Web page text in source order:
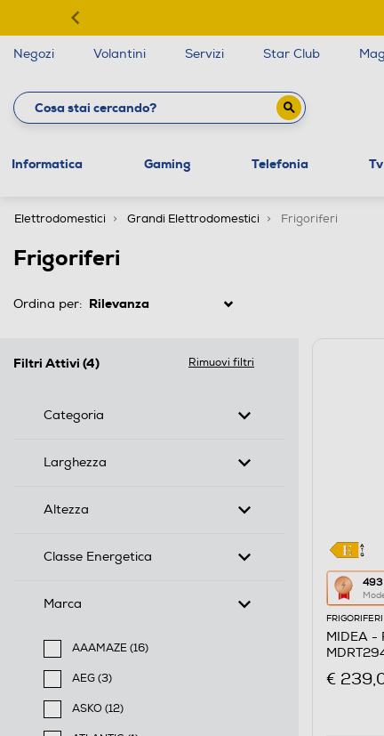
Negozi Volantini Servizi Star Club
Informatica Gaming Telefonia
Elettrodomestici Grandi Elettrodomestici Frigoriferi
Frigoriferi
Ordina per:
Filtri Attivi (4) Rimuovi filtri
Categoria
Larghezza
Altezza
Classe Energetica
Marca
AAAMAZE (16)
Filtra per Marca: AAAMAZE
AEG (3)
Filtra per Marca: AEG
ASKO (12)
Filtra per Marca: ASKO
493
Questa
azione
aprirà
il
di
FRIGORIFERI
MIDEA -
€